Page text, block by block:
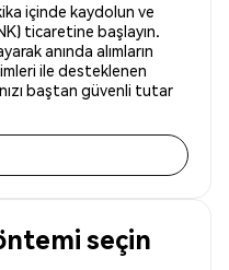
içinde kaydolun ve
ticaretine başlayın.
anında alımların
ile desteklenen
baştan güvenli tutar
seçin